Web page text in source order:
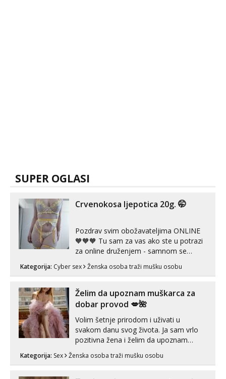
SUPER OGLASI
Crvenokosa ljepotica 20g. 🤭
Pozdrav svim obožavateljima ONLINE
🧡🧡🧡 Tu sam za vas ako ste u potrazi
za online druženjem - samnom se
možete zabaviti preko videopoziva, ili
ako vam nisam dovoljna radim i u paru i
😉 Radim i vruća tipkanja uz slike i hot
line pozive. Za vas sam pripremila ...
Kategorija: Cyber sex Ženska osoba traži mušku osobu
Želim da upoznam muškarca za
dobar provod 💋🌺
Volim šetnje prirodom i uživati u
svakom danu svog života. Ja sam vrlo
pozitivna žena i želim da upoznam
može i nešto više.💋🌺 Klikni na link
Kategorija: Sex Ženska osoba traži mušku osobu